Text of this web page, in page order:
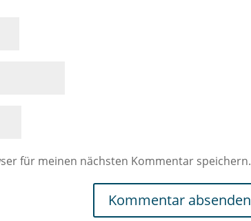
für meinen nächsten Kommentar speichern.